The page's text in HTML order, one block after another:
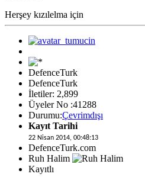
Herşey kızılelma için
DefenceTurk
DefenceTurk
İletiler: 2,899
Üyeler No :41288
Durumu:Çevrimdışı
Kayıt Tarihi
22 Nisan 2014, 00:48:13
DefenceTurk.com
Ruh Halim
Kayıtlı